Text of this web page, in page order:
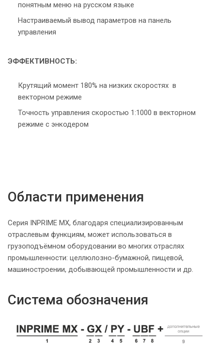
понятным меню на русском языке
Настраиваемый вывод параметров на панель
управления
ЭФФЕКТИВНОСТЬ:
Крутящий момент 180% на низких скоростях в
векторном режиме
Точность управления скоростью 1:1000 в векторном
режиме с энкодером
Области применения
Серия INPRIME MX, благодаря специализированным
отраслевым функциям, может использоваться в
грузоподъёмном оборудовании во многих отраслях
промышленности: целлюлозно-бумажной, пищевой,
машиностроении, добывающей промышленности и др.
Система обозначения